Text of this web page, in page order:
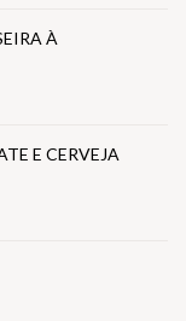
À
E CERVEJA